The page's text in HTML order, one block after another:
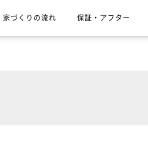
家づくりの流れ 保証・アフター